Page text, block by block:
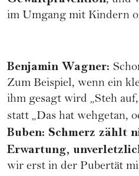
im Umgang mit Kindern
Benjamin Wagner:
Zum Beispiel, wenn ein
ihm gesagt wird „Steh
statt „Das hat wehgetan,
Buben: Schmerz zählt
Erwartung,
wir erst in der Pubertät